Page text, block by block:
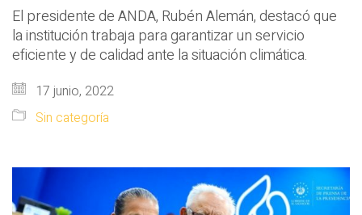
El presidente de ANDA, Rubén Alemán, destacó que
la institución trabaja para garantizar un servicio
eficiente y de calidad ante la situación climática.
17 junio, 2022
Sin categoría